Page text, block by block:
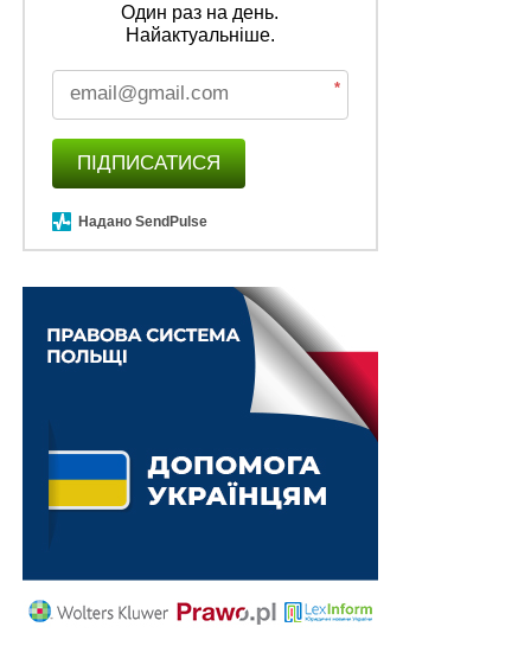
Один раз на день.
Найактуальніше.
*
ПІДПИСАТИСЯ
Надано SendPulse